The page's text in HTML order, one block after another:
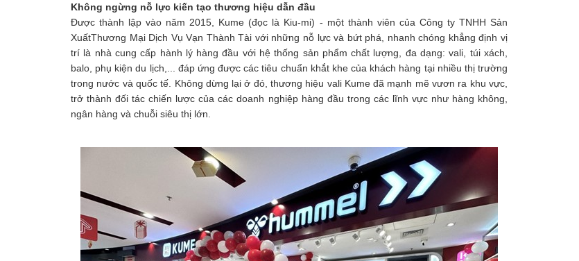
Không ngừng nỗ lực kiến tạo thương hiệu dẫn đầu
Được thành lập vào năm 2015, Kume (đọc là Kiu-mi) - một thành viên của Công ty TNHH Sản
XuấtThương Mại Dịch Vụ Vạn Thành Tài với những nỗ lực và bứt phá, nhanh chóng khẳng định vị
trí là nhà cung cấp hành lý hàng đầu với hệ thống sản phẩm chất lượng, đa dạng: vali, túi xách,
balo, phụ kiện du lịch,... đáp ứng được các tiêu chuẩn khắt khe của khách hàng tại nhiều thị trường
trong nước và quốc tế. Không dừng lại ở đó, thương hiệu vali Kume đã mạnh mẽ vươn ra khu vực,
trở thành đối tác chiến lược của các doanh nghiệp hàng đầu trong các lĩnh vực như hàng không,
ngân hàng và chuỗi siêu thị lớn.